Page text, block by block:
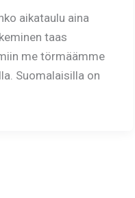
aikataulu aina
taas
me törmäämme
Suomalaisilla on